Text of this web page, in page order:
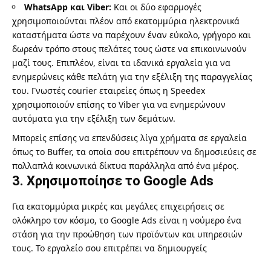
WhatsApp και Viber: Και οι δύο εφαρμογές
χρησιμοποιούνται πλέον από εκατομμύρια ηλεκτρονικά
καταστήματα ώστε να παρέχουν έναν εύκολο, γρήγορο και
δωρεάν τρόπο στους πελάτες τους ώστε να επικοινωνούν
μαζί τους. Επιπλέον, είναι τα ιδανικά εργαλεία για να
ενημερώνεις κάθε πελάτη για την εξέλιξη της παραγγελίας
του. Γνωστές courier εταιρείες όπως η Speedex
χρησιμοποιούν επίσης το Viber για να ενημερώνουν
αυτόματα για την εξέλιξη των δεμάτων.
Μπορείς επίσης να επενδύσεις λίγα χρήματα σε εργαλεία
όπως το Buffer, τα οποία σου επιτρέπουν να δημοσιεύεις σε
πολλαπλά κοινωνικά δίκτυα παράλληλα από ένα μέρος.
3. Χρησιμοποίησε το Google Ads
Για εκατομμύρια μικρές και μεγάλες επιχειρήσεις σε
ολόκληρο τον κόσμο, το Google Ads είναι η νούμερο ένα
στάση για την προώθηση των προϊόντων και υπηρεσιών
τους. Το εργαλείο σου επιτρέπει να δημιουργείς